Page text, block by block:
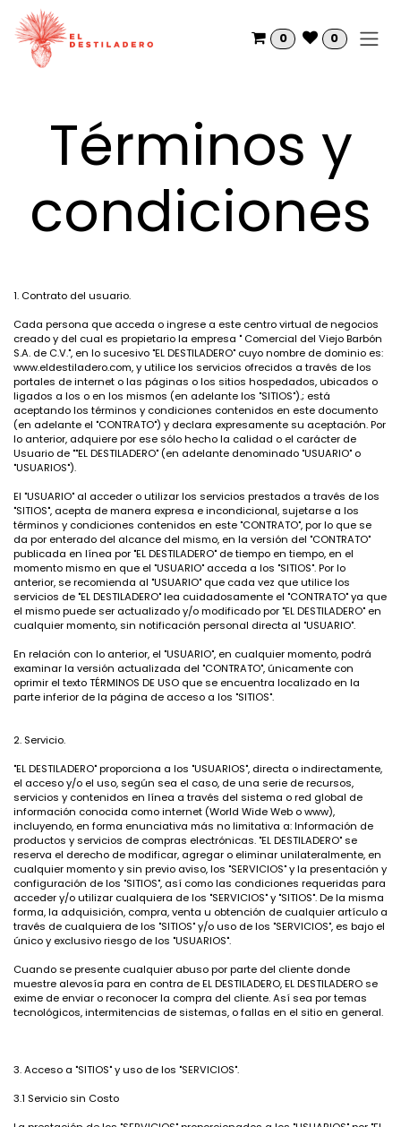
Skip to Content
0 0
Términos y
condiciones
1. Contrato del usuario.
Cada persona que acceda o ingrese a este centro virtual de negocios
creado y del cual es propietario la empresa " Comercial del Viejo Barbón
S.A. de C.V.", en lo sucesivo "EL DESTILADERO" cuyo nombre de dominio es:
www.eldestiladero.com, y utilice los servicios ofrecidos a través de los
portales de internet o las páginas o los sitios hospedados, ubicados o
ligados a los o en los mismos (en adelante los "SITIOS").; está
aceptando los términos y condiciones contenidos en este documento
(en adelante el "CONTRATO") y declara expresamente su aceptación. Por
lo anterior, adquiere por ese sólo hecho la calidad o el carácter de
Usuario de ""EL DESTILADERO" (en adelante denominado "USUARIO" o
"USUARIOS").
El "USUARIO" al acceder o utilizar los servicios prestados a través de los
"SITIOS", acepta de manera expresa e incondicional, sujetarse a los
términos y condiciones contenidos en este "CONTRATO", por lo que se
da por enterado del alcance del mismo, en la versión del "CONTRATO"
publicada en línea por "EL DESTILADERO" de tiempo en tiempo, en el
momento mismo en que el "USUARIO" acceda a los "SITIOS". Por lo
anterior, se recomienda al "USUARIO" que cada vez que utilice los
servicios de "EL DESTILADERO" lea cuidadosamente el "CONTRATO" ya que
el mismo puede ser actualizado y/o modificado por "EL DESTILADERO" en
cualquier momento, sin notificación personal directa al "USUARIO".
En relación con lo anterior, el "USUARIO", en cualquier momento, podrá
examinar la versión actualizada del "CONTRATO", únicamente con
oprimir el texto TÉRMINOS DE USO que se encuentra localizado en la
parte inferior de la página de acceso a los "SITIOS".
2. Servicio.
"EL DESTILADERO" proporciona a los "USUARIOS", directa o indirectamente,
el acceso y/o el uso, según sea el caso, de una serie de recursos,
servicios y contenidos en línea a través del sistema o red global de
información conocida como internet (World Wide Web o www),
incluyendo, en forma enunciativa más no limitativa a: Información de
productos y servicios de compras electrónicas. "EL DESTILADERO" se
reserva el derecho de modificar, agregar o eliminar unilateralmente, en
cualquier momento y sin previo aviso, los "SERVICIOS" y la presentación y
configuración de los "SITIOS", así como las condiciones requeridas para
acceder y/o utilizar cualquiera de los "SERVICIOS" y "SITIOS". De la misma
forma, la adquisición, compra, venta u obtención de cualquier artículo a
través de cualquiera de los "SITIOS" y/o uso de los "SERVICIOS", es bajo el
único y exclusivo riesgo de los "USUARIOS".
Cuando se presente cualquier abuso por parte del cliente donde
muestre alevosía para en contra de EL DESTILADERO, EL DESTILADERO se
exime de enviar o reconocer la compra del cliente. Así sea por temas
tecnológicos, intermitencias de sistemas, o fallas en el sitio en general.
3. Acceso a "SITIOS" y uso de los "SERVICIOS".
3.1 Servicio sin Costo